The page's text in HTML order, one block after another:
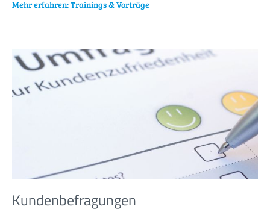
Mehr erfahren:Trainings & Vorträge
Kunden­befragungen